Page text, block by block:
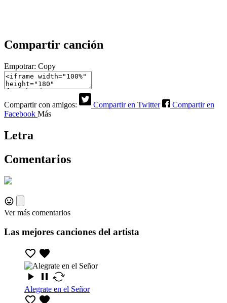
Compartir canción
Empotrar: Copy
Compartir con amigos: Compartir en Twitter
Compartir en
Facebook Más
Letra
Comentarios
Ver más comentarios
Las mejores canciones del artista
Alegrate en el Señor